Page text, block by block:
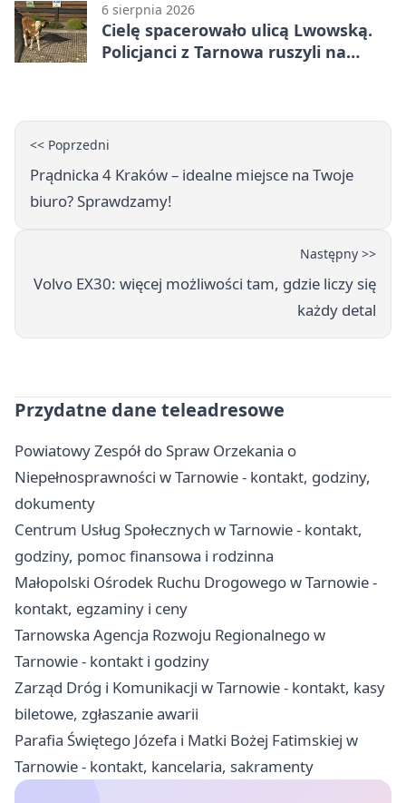
6 sierpnia 2026
Cielę spacerowało ulicą Lwowską.
Policjanci z Tarnowa ruszyli na
<< Poprzedni
Prądnicka 4 Kraków – idealne miejsce na Twoje
biuro? Sprawdzamy!
Następny >>
Volvo EX30: więcej możliwości tam, gdzie liczy się
każdy detal
Przydatne dane teleadresowe
Powiatowy Zespół do Spraw Orzekania o
Niepełnosprawności w Tarnowie - kontakt, godziny,
dokumenty
Centrum Usług Społecznych w Tarnowie - kontakt,
godziny, pomoc finansowa i rodzinna
Małopolski Ośrodek Ruchu Drogowego w Tarnowie -
kontakt, egzaminy i ceny
Tarnowska Agencja Rozwoju Regionalnego w
Tarnowie - kontakt i godziny
Zarząd Dróg i Komunikacji w Tarnowie - kontakt, kasy
biletowe, zgłaszanie awarii
Parafia Świętego Józefa i Matki Bożej Fatimskiej w
Tarnowie - kontakt, kancelaria, sakramenty